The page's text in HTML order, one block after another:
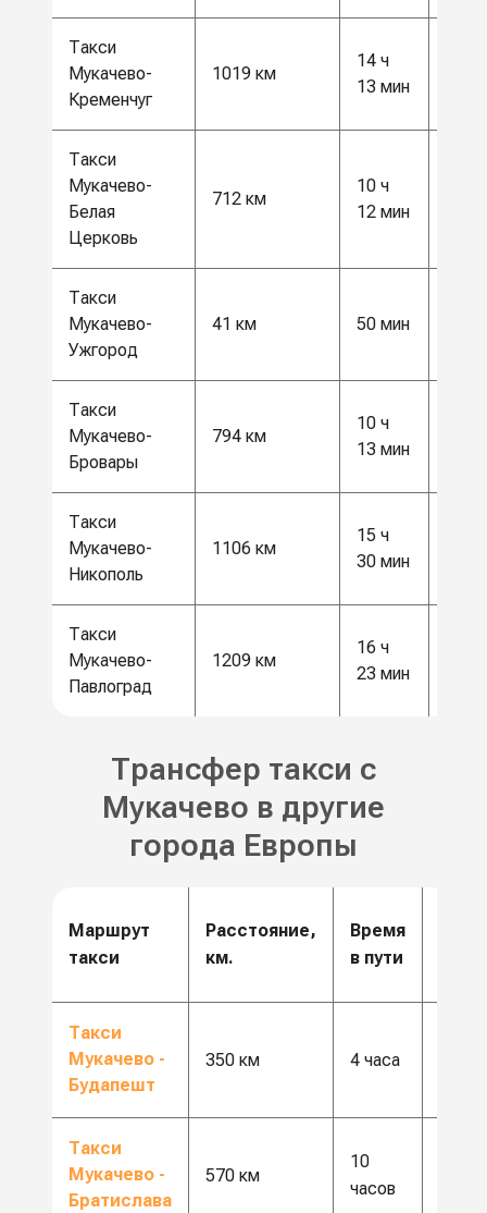
Такси
Мукачево-
Кременчуг
1019 км
14 ч
13 мин
Такси
Мукачево-
Белая
Церковь
712 км
10 ч
12 мин
Такси
Мукачево-
Ужгород
41 км 50 мин
Такси
Мукачево-
Бровары
794 км
10 ч
13 мин
Такси
Мукачево-
Никополь
1106 км
15 ч
30 мин
Такси
Мукачево-
Павлоград
1209 км
16 ч
23 мин
Трансфер такси с
Мукачево в другие
города Европы
Маршрут
такси
Расстояние,
км.
Время
в пути
Такси
Мукачево -
Будапешт
350 км 4 часа
Такси
Мукачево -
Братислава
570 км
10
часов